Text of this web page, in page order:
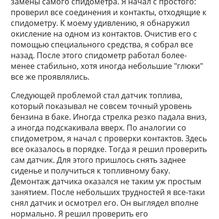
проверил все соединения и контакты, отходящие к
спидометру. К моему удивлению, я обнаружил
окисление на одном из контактов. Очистив его с
помощью специального средства, я собрал все
назад. После этого спидометр работал более-
менее стабильно, хотя иногда небольшие "глюки"
все же проявлялись.
Следующей проблемой стал датчик топлива,
который показывал не совсем точный уровень
бензина в баке. Иногда стрелка резко падала вниз,
а иногда подскакивала вверх. По аналогии со
спидометром, я начал с проверки контактов. Здесь
все оказалось в порядке. Тогда я решил проверить
сам датчик. Для этого пришлось снять заднее
сиденье и получиться к топливному баку.
Демонтаж датчика оказался не таким уж простым
занятием. После небольших трудностей я все-таки
снял датчик и осмотрел его. Он выглядел вполне
нормально. Я решил проверить его